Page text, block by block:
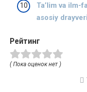
Taʼlim va ilm-
asosiy drayveri
Рейтинг
( Пока оценок нет )